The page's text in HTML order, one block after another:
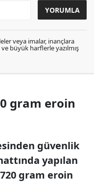
veya imalar, inançlara
ve büyük harflerle yazılmış
gram eroin
güvenlik
yapılan
gram eroin